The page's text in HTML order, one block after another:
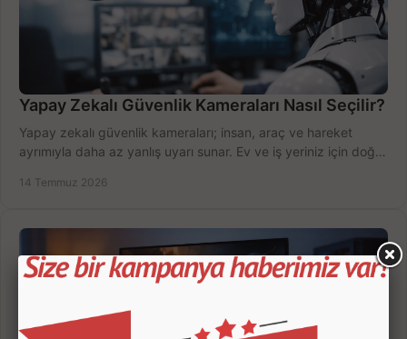
Yapay Zekalı Güvenlik Kameraları Nasıl Seçilir?
Yapay zekalı güvenlik kameraları; insan, araç ve hareket
ayrımıyla daha az yanlış uyarı sunar. Ev ve iş yeriniz için doğru
14 Temmuz 2026